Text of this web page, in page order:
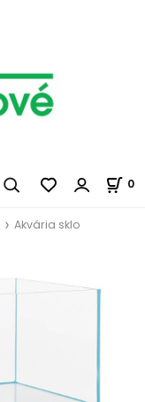
0
Akvária sklo